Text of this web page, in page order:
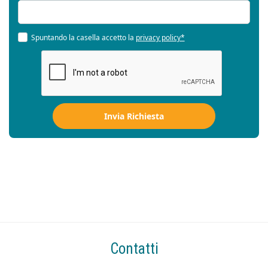
Spuntando la casella accetto la privacy policy*
Contatti